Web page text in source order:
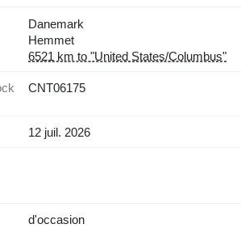
Danemark
Hemmet
6521 km to "United States/Columbus"
CNT06175
12 juil. 2026
d'occasion